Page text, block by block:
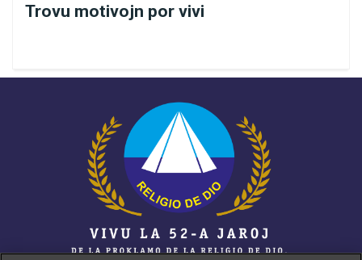
Fruigi tiun momenton de reveno al la Mondo de la Vero,
eĉ se tio estis la komenca deziro de la paciento,
Trovu motivojn por vivi